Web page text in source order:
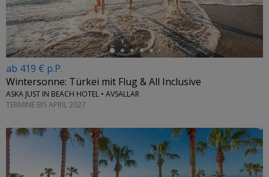
ab 419 € p.P.
Wintersonne: Türkei mit Flug & All Inclusive
ASKA JUST IN BEACH HOTEL • AVSALLAR
TERMINE BIS APRIL 2027